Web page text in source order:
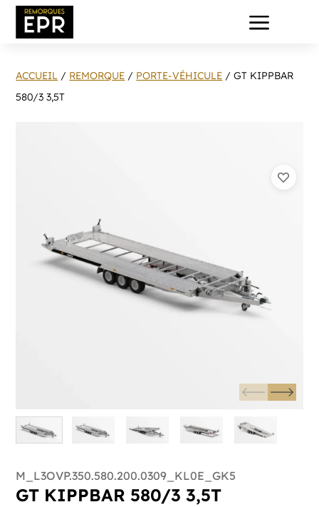
a
ACCUEIL / REMORQUE / PORTE-VÉHICULE / GT KIPPBAR
580/3 3,5T
M_L3OVP.350.580.200.0309_KL0E_GK5
GT KIPPBAR 580/3 3,5T